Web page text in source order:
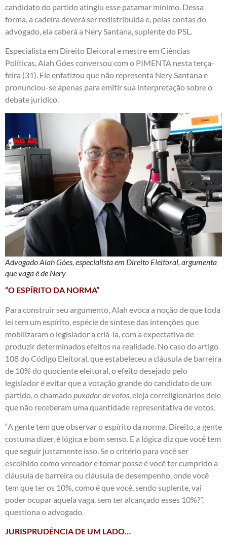
candidato do partido atingiu esse patamar mínimo. Dessa
forma, a cadeira deverá ser redistribuída e, pelas contas do
advogado, ela caberá a Nery Santana, suplente do PSL.
Especialista em Direito Eleitoral e mestre em Ciências
Políticas, Alah Góes conversou com o PIMENTA nesta terça-
feira (31). Ele enfatizou que não representa Nery Santana e
pronunciou-se apenas para emitir sua interpretação sobre o
debate jurídico.
Advogado Alah Góes, especialista em Direito Eleitoral, argumenta
que vaga é de Nery
“O ESPÍRITO DA NORMA”
Para construir seu argumento, Alah evoca a noção de que toda
lei tem um espírito, espécie de síntese das intenções que
mobilizaram o legislador a criá-la, com a expectativa de
produzir determinados efeitos na realidade. No caso do artigo
108 do Código Eleitoral, que estabeleceu a cláusula de barreira
de 10% do quociente eleitoral, o efeito desejado pelo
legislador é evitar que a votação grande do candidato de um
partido, o chamado puxador de votos , eleja correligionários dele
que não receberam uma quantidade representativa de votos.
“A gente tem que observar o espírito da norma. Direito, a gente
costuma dizer, é lógica e bom senso. E a lógica diz que você tem
que seguir justamente isso. Se o critério para você ser
escolhido como vereador e tomar posse é você ter cumprido a
cláusula de barreira ou cláusula de desempenho, onde você
tem que ter os 10%, como é que você, sendo suplente, vai
poder ocupar aquela vaga, sem ter alcançado esses 10%?”,
questiona o advogado.
JURISPRUDÊNCIA DE UM LADO…